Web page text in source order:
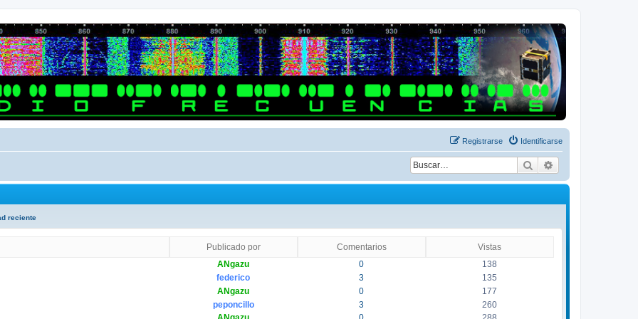
Identificarse
Registrarse
Buscar
reciente
Publicado por Comentarios
Vistas
ANgazu 0
138
federico 3
135
ANgazu 0
177
peponcillo 3
260